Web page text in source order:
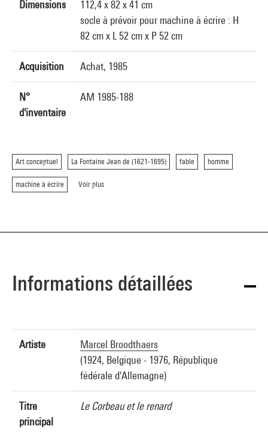
Dimensions
112,4 x 82 x 41 cm
socle à prévoir pour machine à écrire : H
82 cm x L 52 cm x P 52 cm
Acquisition Achat, 1985
N°
d'inventaire
AM 1985-188
Art conceptuel La Fontaine Jean de (1621-1695) fable homme
machine à écrire Voir plus
Informations détaillées
Artiste
Marcel Broodthaers
(1924, Belgique - 1976, République
fédérale d'Allemagne)
Titre
principal
Le Corbeau et le renard